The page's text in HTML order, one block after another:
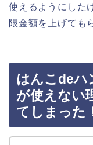
使えるようにした
限金額を上げても
はんこdeハ
が使えない
てしまった